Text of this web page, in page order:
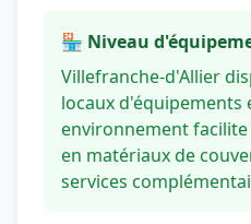
🏪 Niveau
Villefranche-d'Allier
locaux d'équipements
environnement
en matériaux de
services